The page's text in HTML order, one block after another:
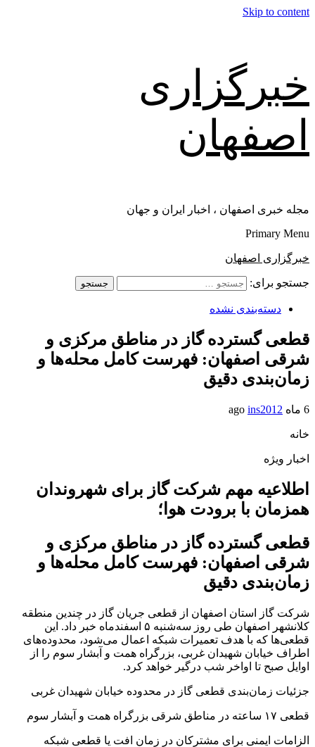
Skip to content
خبرگزاری
اصفهان
مجله خبری اصفهان ، اخبار ایران و جهان
Primary Menu
خبرگزاری اصفهان
جستجو برای:
دسته‌بندی نشده
قطعی گسترده گاز در مناطق مرکزی و
شرقی اصفهان: فهرست کامل محله‌ها و
زمان‌بندی دقیق
6 ماه ago ins2012
خانه
اخبار ویژه
اطلاعیه مهم شرکت گاز برای شهروندان
همزمان با برودت هوا؛
قطعی گسترده گاز در مناطق مرکزی و
شرقی اصفهان: فهرست کامل محله‌ها و
زمان‌بندی دقیق
شرکت گاز استان اصفهان از قطعی جریان گاز در چندین منطقه
کلانشهر اصفهان طی روز سه‌شنبه ۵ اسفندماه خبر داد. این
قطعی‌ها که با هدف تعمیرات شبکه اعمال می‌شود، محدوده‌های
اطراف خیابان شهیدان غربی، بزرگراه همت و آبشار سوم را از
اوایل صبح تا اواخر شب درگیر خواهد کرد.
جزئیات زمان‌بندی قطعی گاز در محدوده خیابان شهیدان غربی
قطعی ۱۷ ساعته در مناطق شرقی بزرگراه همت و آبشار سوم
الزامات ایمنی برای مشترکان در زمان افت یا قطعی شبکه